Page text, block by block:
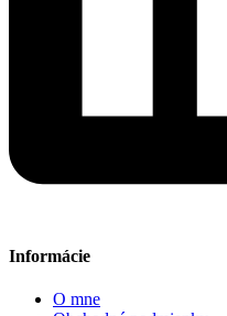
Informácie
O mne